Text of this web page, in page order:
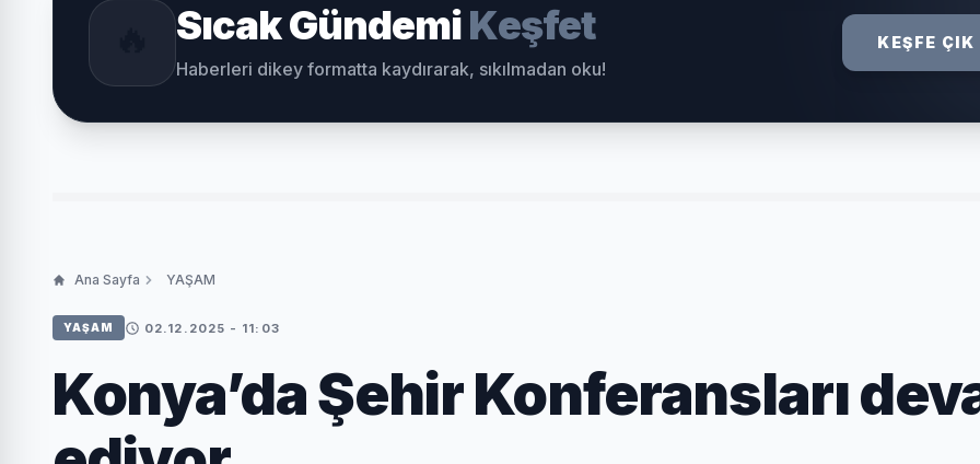
Sıcak GündemiKeşfet
Haberleri dikey formatta kaydırarak, sıkılmadan oku!
KEŞFE ÇIK
Ana Sayfa YAŞAM
YAŞAM 02.12.2025 - 11:03
Konya’da Şehir Konferansları